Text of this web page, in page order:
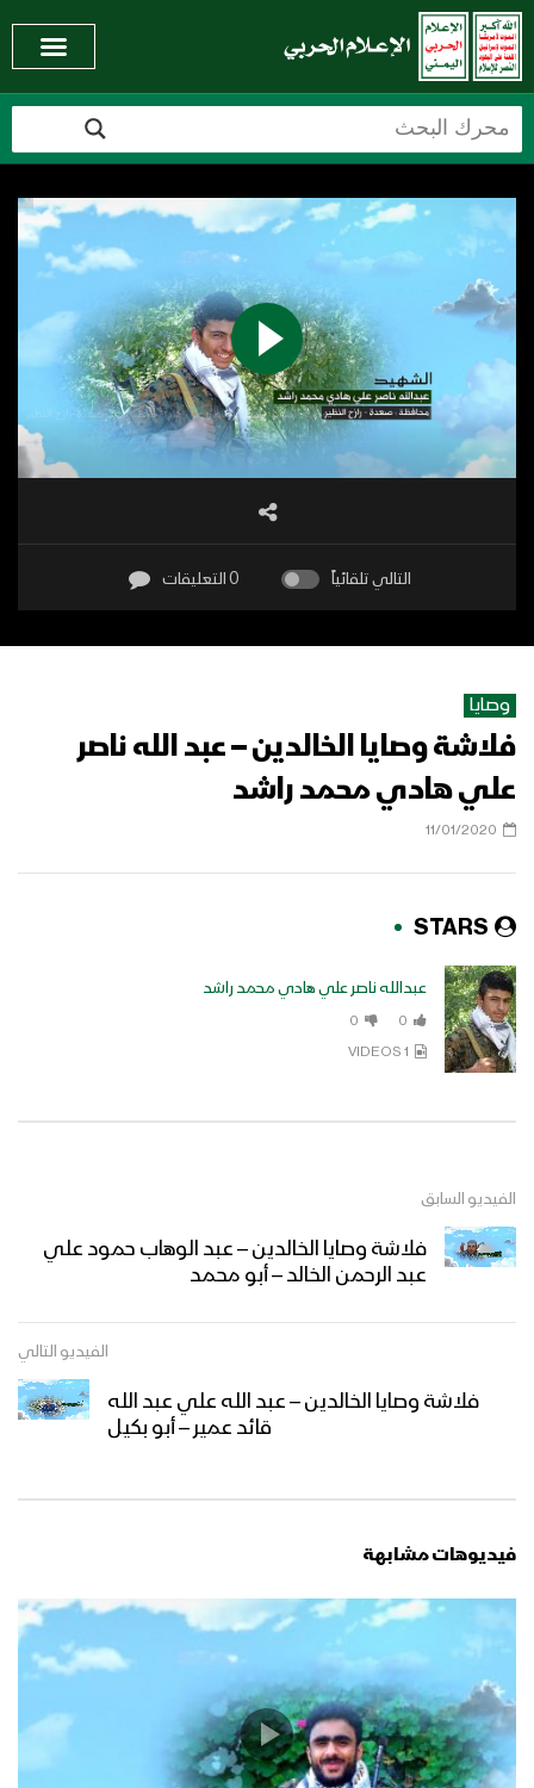
التالي تلقائياً 0 التعليقات
وصايا
فلاشة وصايا الخالدين – عبد الله ناصر
علي هادي محمد راشد
11/01/2020
STARS
عبدالله ناصر علي هادي محمد راشد
0
0
1 VIDEOS
الفيديو السابق
فلاشة وصايا الخالدين – عبد الوهاب حمود علي
عبد الرحمن الخالد – أبو محمد
الفيديو التالي
فلاشة وصايا الخالدين – عبد الله علي عبد الله
قائد عمير – أبو بكيل
فيديوهات مشابهة